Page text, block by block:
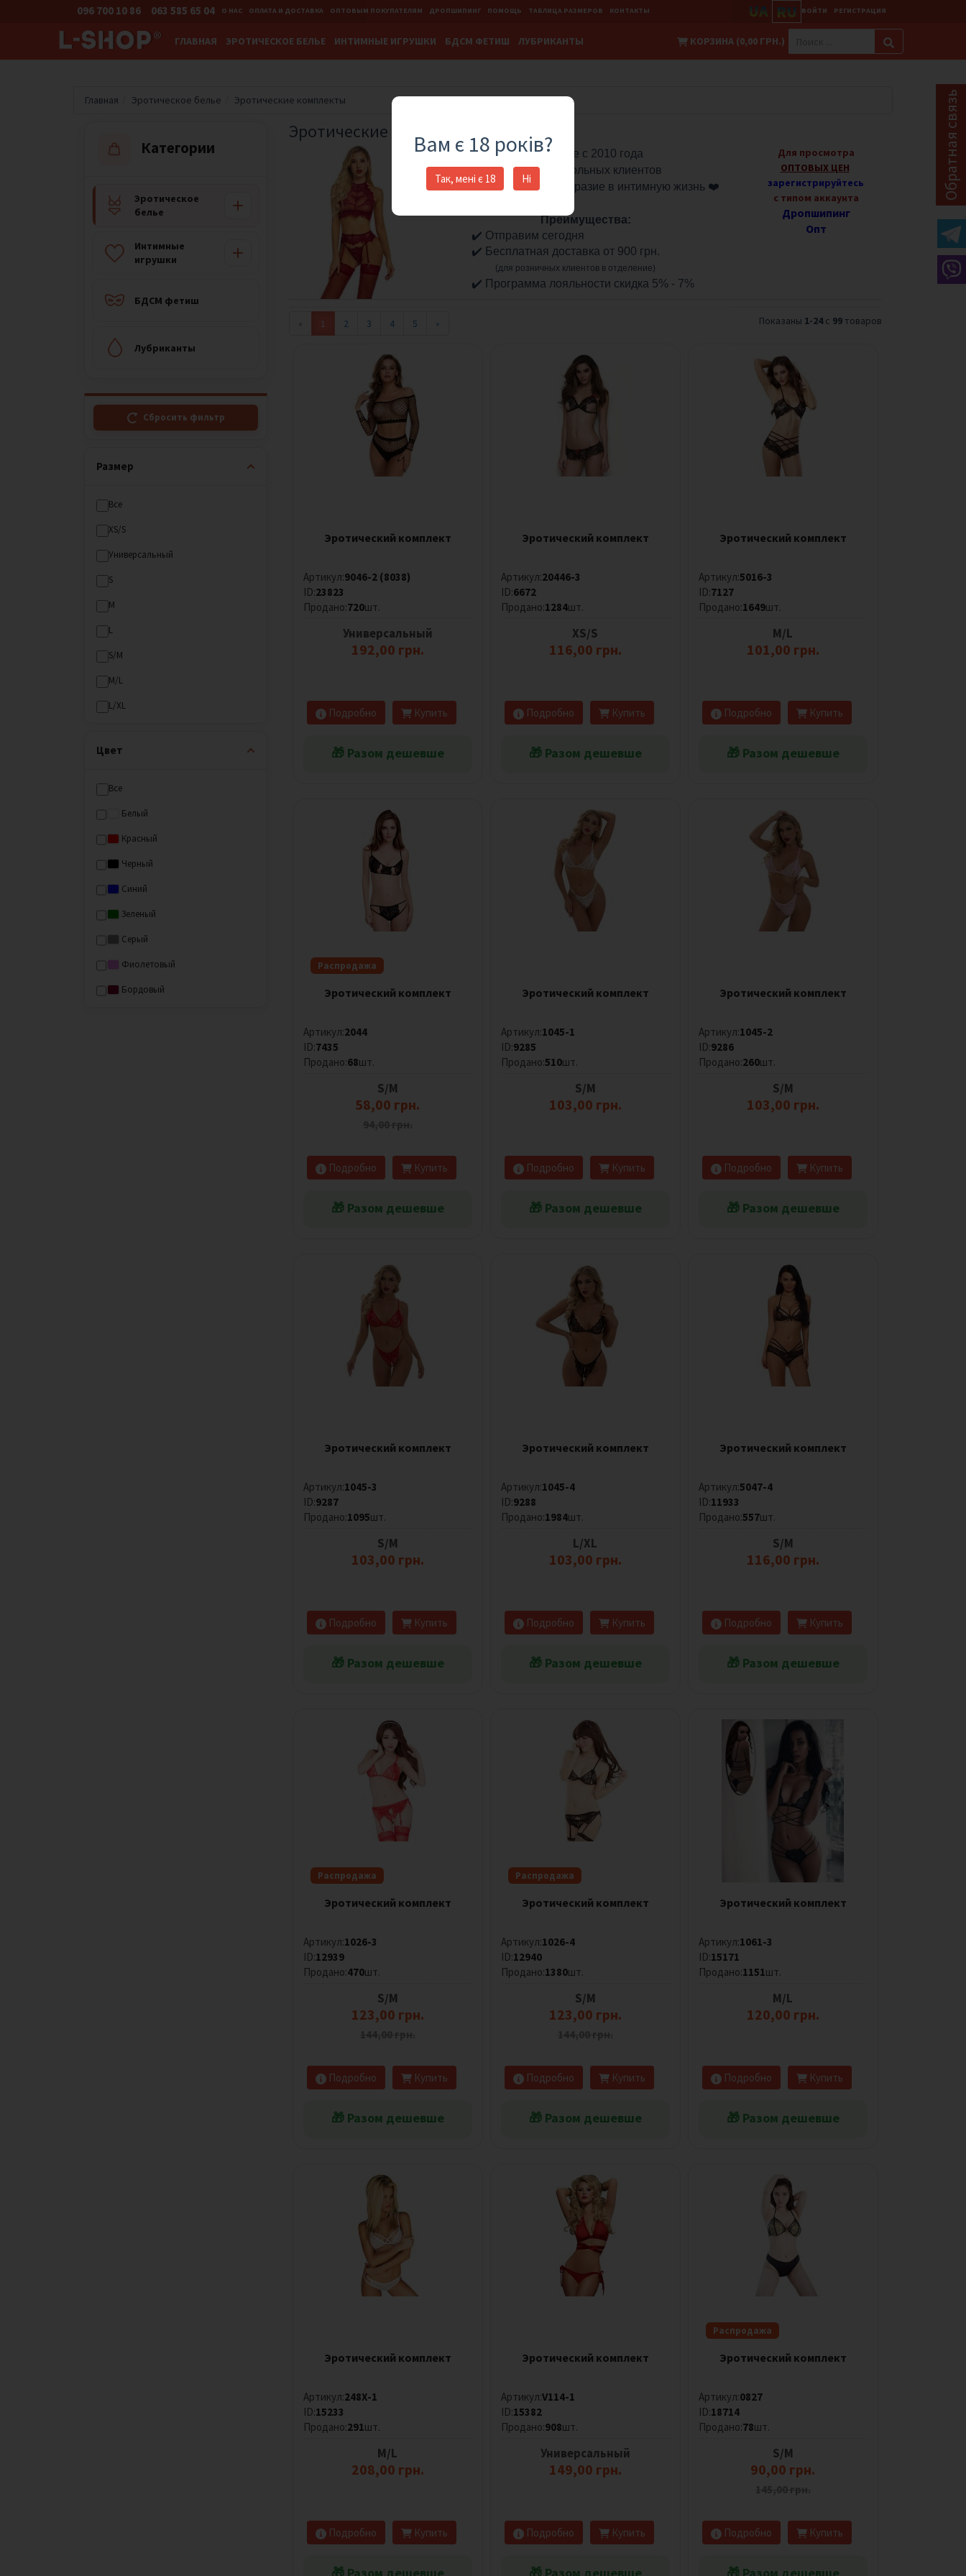
Вам є 18 років?
Так, мені є 18 Ні
096 700 10 86 063 585 65 04 О НАС ОПЛАТА И ДОСТАВКА ОПТОВЫМ ПОКУПАТЕЛЯМ ДРОПШИПИНГ ПОМОЩЬ ТАБЛИЦА РАЗМЕРОВ КОНТАКТЫ UA RU ВОЙТИ РЕГИСТРАЦИЯ
ГЛАВНАЯ ЭРОТИЧЕСКОЕ БЕЛЬЕ ИНТИМНЫЕ ИГРУШКИ БДСМ ФЕТИШ ЛУБРИКАНТЫ КОРЗИНА (0,00 ГРН.)
Обратная связь
Главная Эротическое белье Эротические комплекты
Категории
Эротическое
белье
Интимные
игрушки
БДСМ фетиш
Лубриканты
Сбросить фильтр
Размер
Все
XS/S
Универсальный
S
M
L
S/M
M/L
L/XL
Цвет
Все
Белый
Красный
Черный
Синий
Зеленый
Серый
Фиолетовый
Бордовый
Эротические комплекты
На рынке с 2010 года
182096 довольных клиентов
❤️ Принесите разнообразие в интимную жизнь ❤️
Преимущества:
✔️ Отправим сегодня
✔️ Бесплатная доставка от 900 грн.
(для розничных клиентов в отделение)
✔️ Программа лояльности скидка 5% - 7%
Для просмотра
ОПТОВЫХ ЦЕН
зарегистрируйтесь
с типом аккаунта
Дропшипинг
Опт
« 1 2 3 4 5 » Показаны 1-24с 99 товаров
Эротический комплект
Артикул:9046-2 (8038)
ID:23823
Продано:720шт.
Универсальный
192,00 грн.
Подробно Купить
🎁 Разом дешевше
Эротический комплект
Артикул:20446-3
ID:6672
Продано:1284шт.
XS/S
116,00 грн.
Подробно Купить
🎁 Разом дешевше
Эротический комплект
Артикул:5016-3
ID:7127
Продано:1649шт.
M/L
101,00 грн.
Подробно Купить
🎁 Разом дешевше
Распродажа
Эротический комплект
Артикул:2044
ID:7435
Продано:68шт.
S/M
58,00 грн.
Подробно Купить
🎁 Разом дешевше
Эротический комплект
Артикул:1045-1
ID:9285
Продано:510шт.
S/M
103,00 грн.
Подробно Купить
🎁 Разом дешевше
Эротический комплект
Артикул:1045-2
ID:9286
Продано:260шт.
S/M
103,00 грн.
Подробно Купить
🎁 Разом дешевше
Эротический комплект
Артикул:1045-3
ID:9287
Продано:1095шт.
S/M
103,00 грн.
Подробно Купить
🎁 Разом дешевше
Эротический комплект
Артикул:1045-4
ID:9288
Продано:1984шт.
L/XL
103,00 грн.
Подробно Купить
🎁 Разом дешевше
Эротический комплект
Артикул:5047-4
ID:11933
Продано:557шт.
S/M
116,00 грн.
Подробно Купить
🎁 Разом дешевше
Распродажа
Эротический комплект
Артикул:1026-3
ID:12939
Продано:470шт.
S/M
123,00 грн.
Подробно Купить
🎁 Разом дешевше
Распродажа
Эротический комплект
Артикул:1026-4
ID:12940
Продано:1380шт.
S/M
123,00 грн.
Подробно Купить
🎁 Разом дешевше
Эротический комплект
Артикул:1061-3
ID:15171
Продано:1151шт.
M/L
120,00 грн.
Подробно Купить
🎁 Разом дешевше
Эротический комплект
Артикул:248X-1
ID:15233
Продано:291шт.
M/L
208,00 грн.
Подробно Купить
🎁 Разом дешевше
Эротический комплект
Артикул:V114-1
ID:15382
Продано:908шт.
Универсальный
149,00 грн.
Подробно Купить
🎁 Разом дешевше
Распродажа
Эротический комплект
Артикул:0827
ID:18714
Продано:78шт.
S/M
90,00 грн.
Подробно Купить
🎁 Разом дешевше